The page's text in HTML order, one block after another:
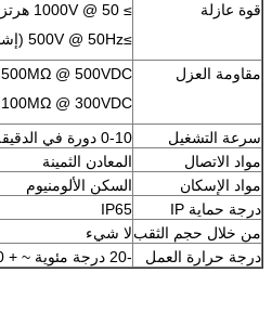
قوة عازلة
≥ 1000V @ 50 هرتز
≥500V @ 50Hz (إشارة)
مقاومة العزل
500MΩ @ 500VDC
100MΩ @ 300VDC (إشارة)
سرعة التشغيل
0-10 دورة في الدقيقة
مواد الاتصال
المعادن الثمينة
مواد الإسكان
السكن الألومنيوم
درجة حماية IP
IP65
من خلال حجم الثقبلا شيء
درجة حرارة العمل
-20 درجة مئوية ~ + 60 درجة مئوية